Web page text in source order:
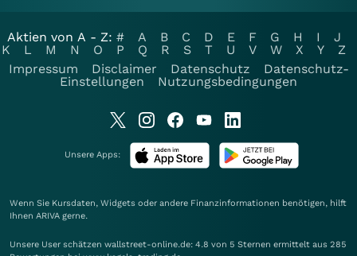
Aktien von A - Z: # A B C D E F G H I
J
K
L M N O P Q R S T U V W X Y
Z
Impressum
Disclaimer Datenschutz
Datenschutz-
Einstellungen
Nutzungsbedingungen
Unsere Apps:
Wenn Sie Kursdaten, Widgets oder andere Finanzinformationen benötigen, hilft
Ihnen ARIVA gerne.
Unsere User schätzen wallstreet-online.de: 4.8 von 5 Sternen ermittelt aus 285